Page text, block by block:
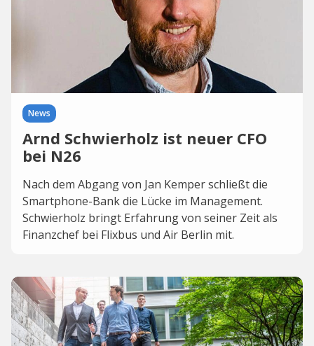
News
Arnd Schwierholz ist neuer CFO
bei N26
Nach dem Abgang von Jan Kemper schließt die
Smartphone-Bank die Lücke im Management.
Schwierholz bringt Erfahrung von seiner Zeit als
Finanzchef bei Flixbus und Air Berlin mit.